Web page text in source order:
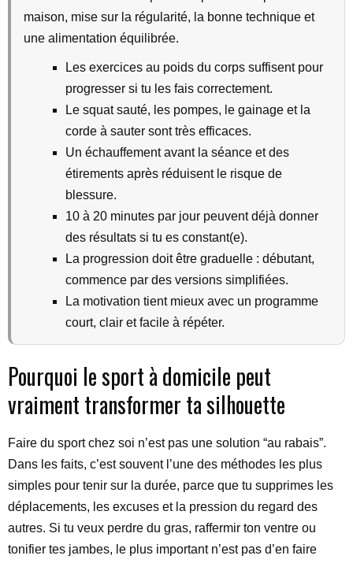
maison, mise sur la régularité, la bonne technique et
une alimentation équilibrée.
Les exercices au poids du corps suffisent pour
progresser si tu les fais correctement.
Le squat sauté, les pompes, le gainage et la
corde à sauter sont très efficaces.
Un échauffement avant la séance et des
étirements après réduisent le risque de
blessure.
10 à 20 minutes par jour peuvent déjà donner
des résultats si tu es constant(e).
La progression doit être graduelle : débutant,
commence par des versions simplifiées.
La motivation tient mieux avec un programme
court, clair et facile à répéter.
Pourquoi le sport à domicile peut
vraiment transformer ta silhouette
Faire du sport chez soi n’est pas une solution “au rabais”.
Dans les faits, c’est souvent l’une des méthodes les plus
simples pour tenir sur la durée, parce que tu supprimes les
déplacements, les excuses et la pression du regard des
autres. Si tu veux perdre du gras, raffermir ton ventre ou
tonifier tes jambes, le plus important n’est pas d’en faire